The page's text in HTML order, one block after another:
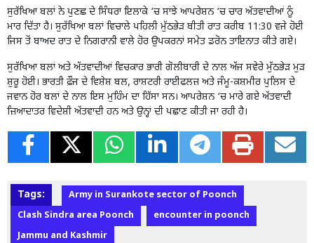
ਸੁਰੱਖਿਆ ਬਲਾਂ ਨੇ ਪੁਣਛ ਦੇ ਸਿੰਧਰਾ ਇਲਾਕੇ ‘ਚ ਸਾਂਝੇ ਆਪਰੇਸ਼ਨ ‘ਚ ਚਾਰ ਅੱਤਵਾਦੀਆਂ ਨੂੰ
ਮਾਰ ਦਿੱਤਾ ਹੈ। ਸੁਰੱਖਿਆ ਬਲਾਂ ਵਿਚਾਲੇ ਪਹਿਲੀ ਮੁੱਠਭੇੜ ਬੀਤੀ ਰਾਤ ਕਰੀਬ 11:30 ਵਜੇ ਹੋਈ
ਜਿਸ ਤੋਂ ਬਾਅਦ ਰਾਤ ਦੇ ਨਿਗਰਾਨੀ ਵਾਲੇ ਹੋਰ ਉਪਕਰਨਾਂ ਸਮੇਤ ਡਰੋਨ ਤਾਇਨਾਤ ਕੀਤੇ ਗਏ।
ਸੁਰੱਖਿਆ ਬਲਾਂ ਅਤੇ ਅੱਤਵਾਦੀਆਂ ਵਿਚਕਾਰ ਭਾਰੀ ਗੋਲੀਬਾਰੀ ਦੇ ਨਾਲ ਅੱਜ ਸਵੇਰੇ ਮੁੱਠਭੇੜ ਮੁੜ
ਸ਼ੁਰੂ ਹੋਈ। ਭਾਰਤੀ ਫ਼ੌਜ ਦੇ ਵਿਸ਼ੇਸ਼ ਬਲ, ਰਾਸ਼ਟਰੀ ਰਾਈਫਲਜ਼ ਅਤੇ ਜੰਮੂ-ਕਸ਼ਮੀਰ ਪੁਲਿਸ ਦੇ
ਜਵਾਨ ਹੋਰ ਬਲਾਂ ਦੇ ਨਾਲ ਇਸ ਮੁਹਿੰਮ ਦਾ ਹਿੱਸਾ ਸਨ। ਆਪਰੇਸ਼ਨ ‘ਚ ਮਾਰੇ ਗਏ ਅੱਤਵਾਦੀ
ਜ਼ਿਆਦਾਤਰ ਵਿਦੇਸ਼ੀ ਅੱਤਵਾਦੀ ਹਨ ਅਤੇ ਉਨ੍ਹਾਂ ਦੀ ਪਛਾਣ ਕੀਤੀ ਜਾ ਰਹੀ ਹੈ।
Tags:
Army in Surankote sector of Poonch
Clash Sindra area ​​Poonch
encounter in poonch
Jammu and Kashmir